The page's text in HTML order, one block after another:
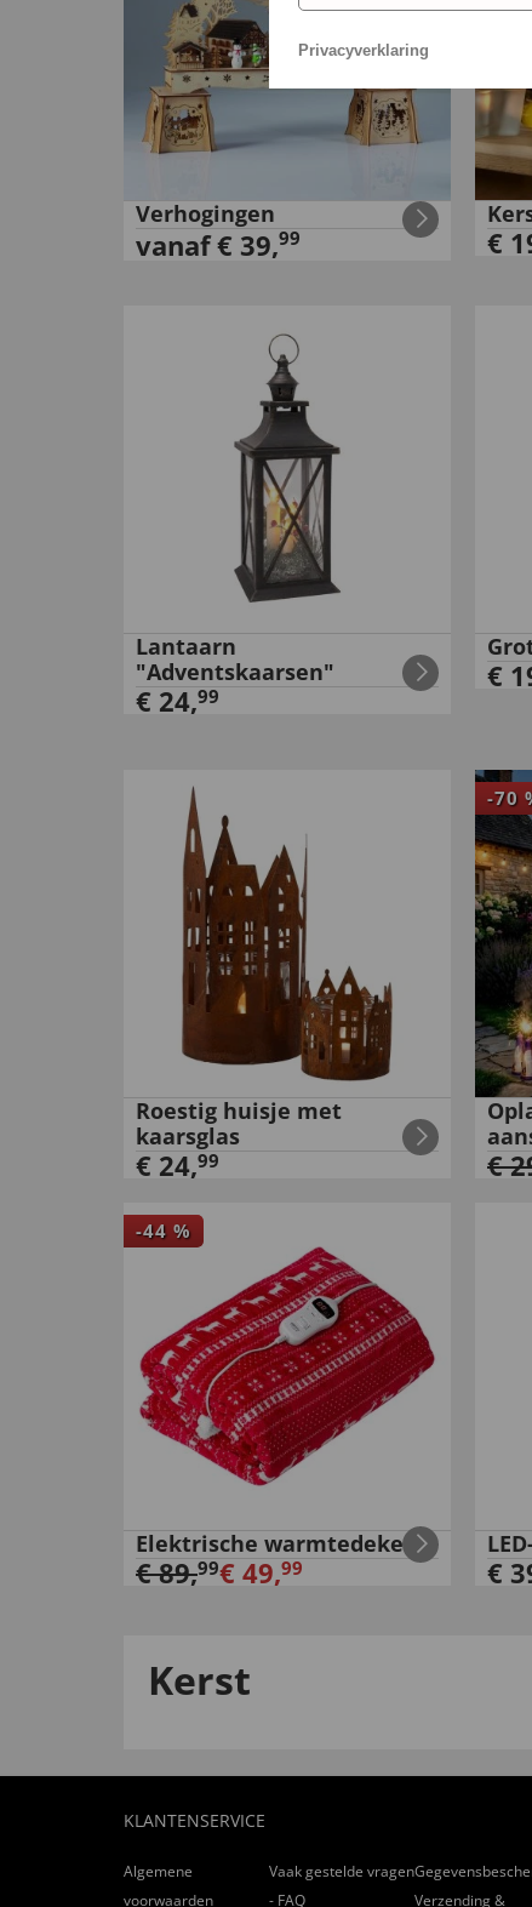
Verhogingen
vanaf€ 39,99 €
Lantaarn
"Adventskaarsen"
€ 24,99
€
Roestig huisje met
kaarsglas
€ 24,99
-70
€
-44 %
Elektrische warmtedeken
€89,99€ 49,99 €
Kerst
KLANTENSERVICE
Algemene
voorwaarden
Vaak gestelde vragen
- FAQ
Verzending &
Privacyverklaring